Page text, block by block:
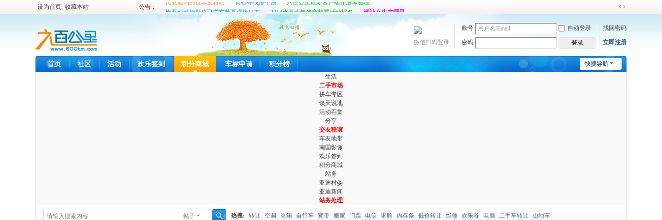
设为首页 收藏本站
切
换
到
宽
账号 自动登录 找回密码
密码 登录 立即注册
微信扫码登录
快捷导航
首页 社区 活动 欢乐签到 积分商城 车标申请 积分榜
生活
二手市场
拼车专区
谈天说地
活动召集
分享
交友联谊
车友地带
南国影像
欢乐签到
积分商城
站务
亚迪村委
亚迪新闻
站务处理
帖子 热搜: 转让 空调 冰箱 自行车 宽带 搬家 门票 电信 求购 内存条 低价转让 维修 欢乐谷 电脑 二手车转让 山地车
公告：
比亚迪戴姆勒公司广东帅哥强势征友
2014比亚迪年代穿越秀活动报名
潮汕女生在哪里
比亚迪内部租车发布帖
真心寻找那个她 六百公里最新客户端开放体验啦